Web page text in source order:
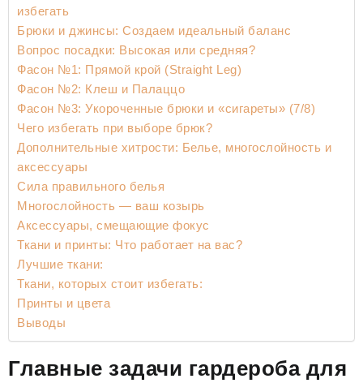
избегать
Брюки и джинсы: Создаем идеальный баланс
Вопрос посадки: Высокая или средняя?
Фасон №1: Прямой крой (Straight Leg)
Фасон №2: Клеш и Палаццо
Фасон №3: Укороченные брюки и «сигареты» (7/8)
Чего избегать при выборе брюк?
Дополнительные хитрости: Белье, многослойность и
аксессуары
Сила правильного белья
Многослойность — ваш козырь
Аксессуары, смещающие фокус
Ткани и принты: Что работает на вас?
Лучшие ткани:
Ткани, которых стоит избегать:
Принты и цвета
Выводы
Главные задачи гардероба для